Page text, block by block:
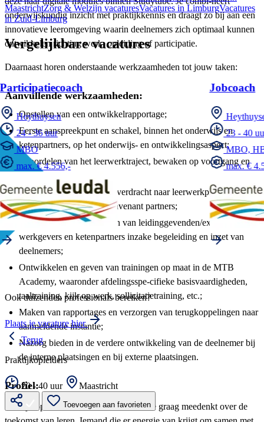
onderwijskundig inzicht met praktijkkennis en draagt zo bij aan een
innovatieve leeromgeving waarin deelnemers zich optimaal kunnen
ontwikkelen richting werk, opleiding of participatie.
Daarnaast horen onderstaande werkzaamheden tot jouw taken:
Aanvullende werkzaamheden:
Opstellen van een ontwikkelrapportage;
Eerste aanspreekpunt en schakel, binnen het onderwijs en
ketenpartners, op het onderwijs- en ontwikkelingsaspect;
Beoordelen van het leerwerktraject, bewaken op voortgang en
Zorgdragen voor warme overdracht naar leerwerkplekken zowel
binnen MTB als bij de convenant partners;
Adviseren en ondersteunen van leidinggevenden/externe
werkgevers en ketenpartners inzake begeleiding en inzet van
deelnemers;
Ontwikkelen en geven van trainingen op maat in de MTB
Academy, waaronder afdelingsspe-cifieke basisvaardigheden,
taaltraining, kijk op werk, sollicitatietraining, etc.;
Maken van rapportages en verzorgen van terugkoppelingen naar
aanmeldende instantie;
Nazorg bieden in de verdere ontwikkeling van de deelnemer bij
de interne plaatsingen en bij externe plaatsingen.
Profiel:
We zijn op zoek naar een vernieuwer die graag meedenkt over de
MaastrichtZorg & Welzijn vacaturesVacatures in LimburgVacatures
in Zuid-Limburg
Vergelijkbare vacatures
Participatiecoach
Heythuysen
24 - 36 uur
MBO
max. € 4.556,-
Jobcoach
23 - 40
MBO,
max. €
Ook duizenden professionals bereiken?
Plaats je vacature hier
Terug
Praktijkopleiders
20 - 40 uur Maastricht
Toevoegen aan favorieten